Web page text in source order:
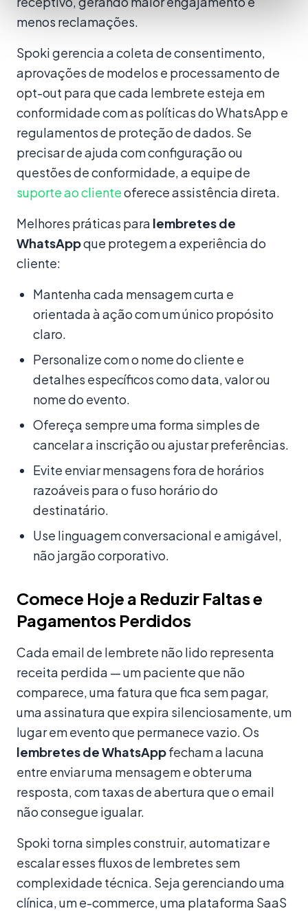
menos reclamações.
Spoki gerencia a coleta de consentimento,
aprovações de modelos e processamento de
opt-out para que cada lembrete esteja em
conformidade com as políticas do WhatsApp e
regulamentos de proteção de dados. Se
precisar de ajuda com configuração ou
questões de conformidade, a equipe de
suporte ao clienteoferece assistência direta.
Melhores práticas para lembretes de
WhatsAppque protegem a experiência do
cliente:
Mantenha cada mensagem curta e
orientada à ação com um único propósito
claro.
Personalize com o nome do cliente e
detalhes específicos como data, valor ou
nome do evento.
Ofereça sempre uma forma simples de
cancelar a inscrição ou ajustar preferências.
Evite enviar mensagens fora de horários
razoáveis para o fuso horário do
destinatário.
Use linguagem conversacional e amigável,
não jargão corporativo.
Comece Hoje a Reduzir Faltas e
Pagamentos Perdidos
Cada email de lembrete não lido representa
receita perdida — um paciente que não
comparece, uma fatura que fica sem pagar,
uma assinatura que expira silenciosamente, um
lugar em evento que permanece vazio. Os
lembretes de WhatsAppfecham a lacuna
entre enviar uma mensagem e obter uma
resposta, com taxas de abertura que o email
não consegue igualar.
Spoki torna simples construir, automatizar e
escalar esses fluxos de lembretes sem
complexidade técnica. Seja gerenciando uma
clínica, um e-commerce, uma plataforma SaaS